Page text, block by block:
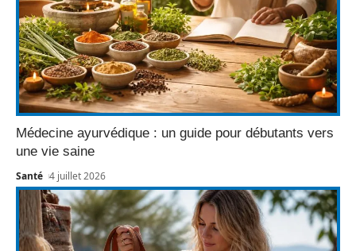
Médecine ayurvédique : un guide pour débutants vers
une vie saine
Santé 4 juillet 2026